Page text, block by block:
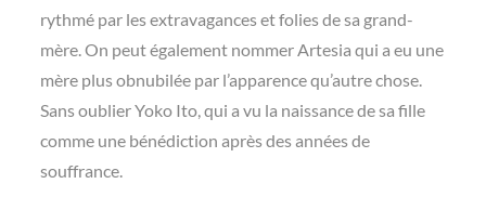
rythmé par les extravagances et folies de sa grand-
mère. On peut également nommer Artesia qui a eu une
mère plus obnubilée par l’apparence qu’autre chose.
Sans oublier Yoko Ito, qui a vu la naissance de sa fille
comme une bénédiction après des années de
souffrance.